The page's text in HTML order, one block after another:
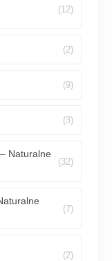
(12)
(2)
(9)
(3)
Naturalne
(32)
(7)
(2)